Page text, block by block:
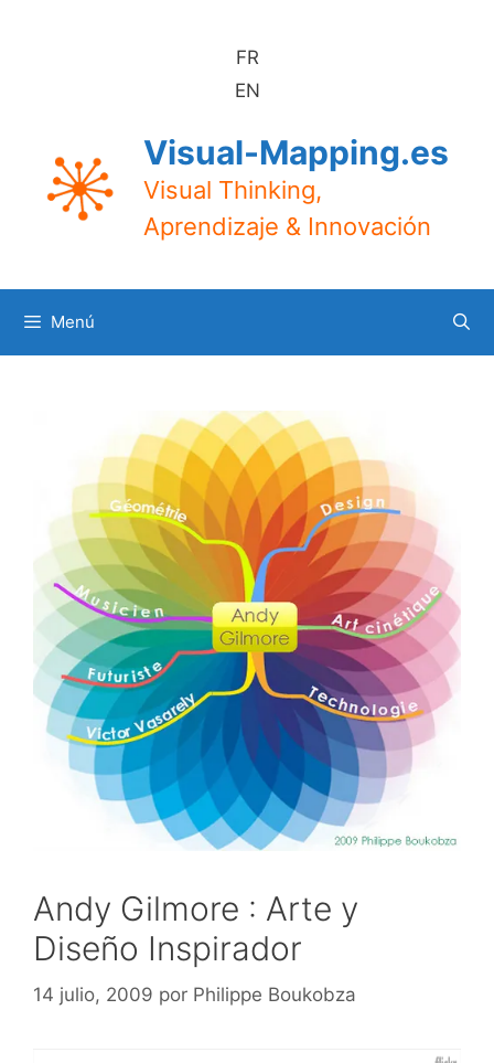
FR
EN
Visual-Mapping.es
Visual Thinking,
Aprendizaje & Innovación
Menú
Andy Gilmore : Arte y
Diseño Inspirador
14 julio, 2009 por Philippe Boukobza